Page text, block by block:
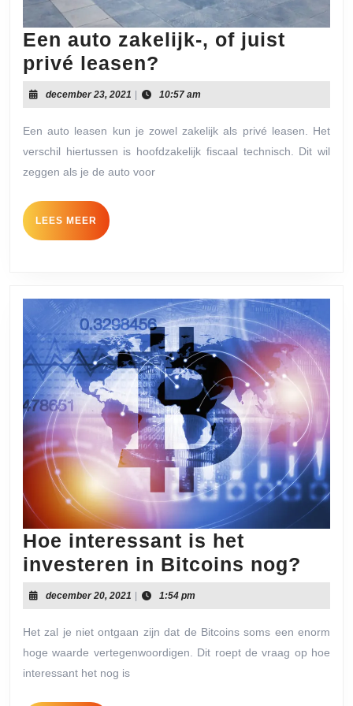
Een auto zakelijk-, of juist
privé leasen?
auto
zakelijk-,
of
juist
december 23, 2021 december
23,
10:57 am
Een auto leasen kun je zowel zakelijk als privé leasen. Het
verschil hiertussen is hoofdzakelijk fiscaal technisch. Dit wil
zeggen als je de auto voor
LEES MEER LEES
MEER
Hoe interessant is het
investeren in Bitcoins nog?
is
het
december 20, 2021 december
20,
1:54 pm
Het zal je niet ontgaan zijn dat de Bitcoins soms een enorm
hoge waarde vertegenwoordigen. Dit roept de vraag op hoe
interessant het nog is